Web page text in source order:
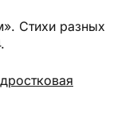
Стихи разных